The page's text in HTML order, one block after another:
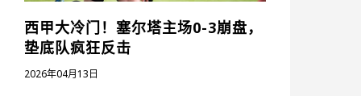
西甲大冷门！塞尔塔主场0-3崩盘，
垫底队疯狂反击
2026年04月13日